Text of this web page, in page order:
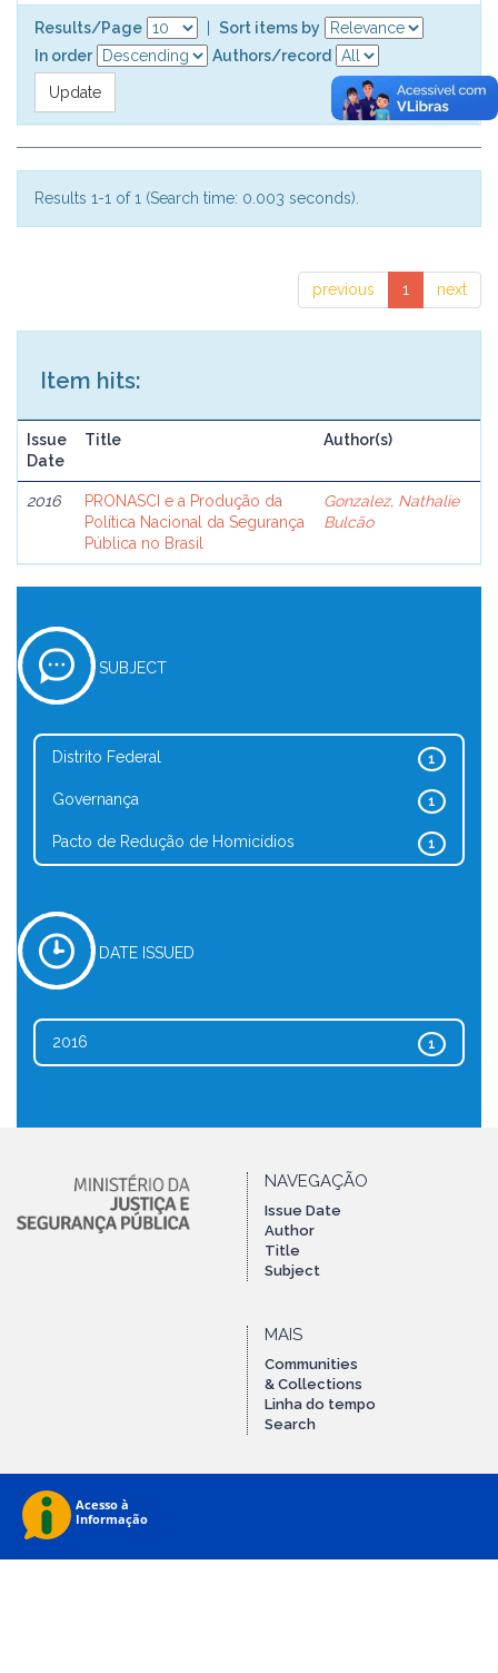
Results/Page
Sort items by
In order
Authors/record
Results 1-1 of 1 (Search time: 0.003 seconds).
previous 1 next
Item hits:
Issue
Date
Title Author(s)
2016
PRONASCI e a Produção da
Política Nacional da Segurança
Pública no Brasil
Gonzalez, Nathalie
Bulcão
SUBJECT
1
Distrito Federal
1
Governança
1
Pacto de Redução de Homicídios
DATE ISSUED
1
2016
NAVEGAÇÃO
Issue Date
Author
Title
Subject
MAIS
Communities
& Collections
Linha do tempo
Search